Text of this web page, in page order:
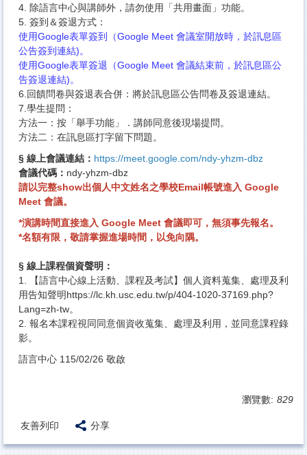
4. 除語言中心與講師外，請勿使用「共用畫面」功能。
5. 簽到＆簽退方式：
使用Google表單簽到（Google Meet 會議室開放時，於訊息區
公告簽到連結)。
使用Google表單簽退（Google Meet 會議結束前，於訊息區公
告簽退連結)。
6.回饋問卷與簽退表合併：將於訊息區公告問卷及簽退連結。
7.學生提問：
方法一：按「舉手功能」．講師同意後現場提問。
方法二：在訊息區打字留下問題。
§ 線上會議連結： https://meet.google.com/ndy-yhzm-dbz
會議代碼： ndy-yhzm-dbz
請以完整show出個人中文姓名之學校Email帳號進入 Google
Meet 會議。
*演講時間直接進入 Google Meet 會議即可，無須事先報名。
*名額有限，敬請掌握進場時間，以免向隅。
§ 線上課程個資聲明：
1. 【語言中心線上活動、課程及考試】個人資料蒐集、處理及利
用告知聲明https://lc.kh.usc.edu.tw/p/404-1020-37169.php?
Lang=zh-tw。
2. 報名本課程視同同意個資收蒐集、處理及利用，並同意課程錄
影。
語言中心 115/02/26 敬啟
瀏覽數: 829
友善列印 分享